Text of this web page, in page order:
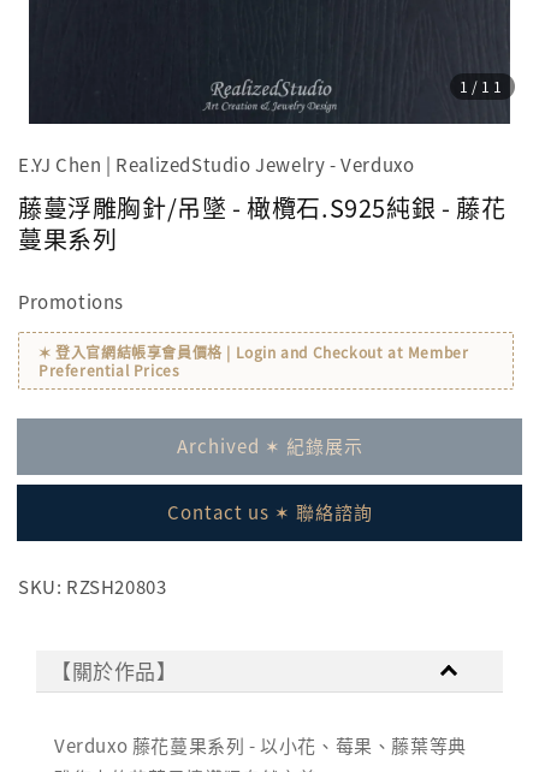
1 /11
E.YJ Chen | RealizedStudio Jewelry - Verduxo
藤蔓浮雕胸針/吊墜 - 橄欖石.S925純銀 - 藤花
蔓果系列
Promotions
✶ 登入官網結帳享會員價格 | Login and Checkout at Member
Preferential Prices
Archived ✶ 紀錄展示
Contact us ✶ 聯絡諮詢
SKU: RZSH20803
【關於作品】
Verduxo 藤花蔓果系列 - 以小花、莓果、藤葉等典